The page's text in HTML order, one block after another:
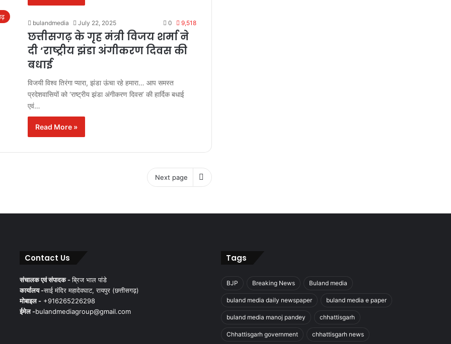
bulandmedia July 22, 2025 0 9,518
छत्तीसगढ़ के गृह मंत्री विजय शर्मा ने
दी ‘राष्ट्रीय झंडा अंगीकरण दिवस की
बधाई
विजयी विश्व तिरंगा प्यारा, झंडा ऊंचा रहे हमारा… आप समस्त
प्रदेशवासियों को ‘राष्ट्रीय झंडा अंगीकरण दिवस’ की हार्दिक बधाई
एवं…
Read More »
Next page
Contact Us
संचालक एवं संपादक -ब्रिज भाल पांडे
कार्यालय -साई मंदिर महादेवघाट, रायपुर (छत्तीसगढ़)
मोबाइल -+916265226298
ईमेल -bulandmediagroup@gmail.com
Tags
BJP Breaking News Buland media
buland media daily newspaper buland media e paper
buland media manoj pandey chhattisgarh
Chhattisgarh government chhattisgarh news